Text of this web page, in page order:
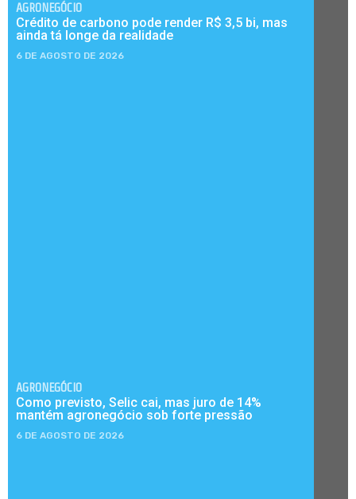
AGRONEGÓCIO
Crédito de carbono pode render R$ 3,5 bi, mas
ainda tá longe da realidade
6 DE AGOSTO DE 2026
AGRONEGÓCIO
Como previsto, Selic cai, mas juro de 14%
mantém agronegócio sob forte pressão
6 DE AGOSTO DE 2026